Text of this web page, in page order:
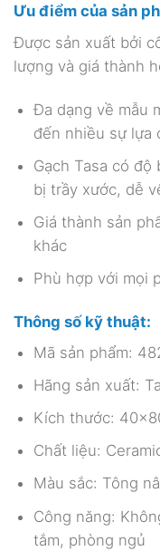
Ưu điểm của sản
Được sản xuất bởi
lượng và giá thành
Đa dạng về mẫu
đến nhiều sự lựa
Gạch Tasa có
bị trầy xước, dễ
Giá thành sản
khác
Phù hợp với mọi
Thông số kỹ thuật:
Mã sản phẩm:
Hãng sản xuất:
Kích thước:
Chất liệu:
Màu sắc: Tông
Công năng:
tắm, phòng ngủ